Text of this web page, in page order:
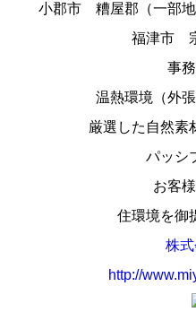
小郡市 糟屋郡（一部
福津市
事
温熱環境（外
厳選した自然素
パッシ
お客
住環境を御
株
http://